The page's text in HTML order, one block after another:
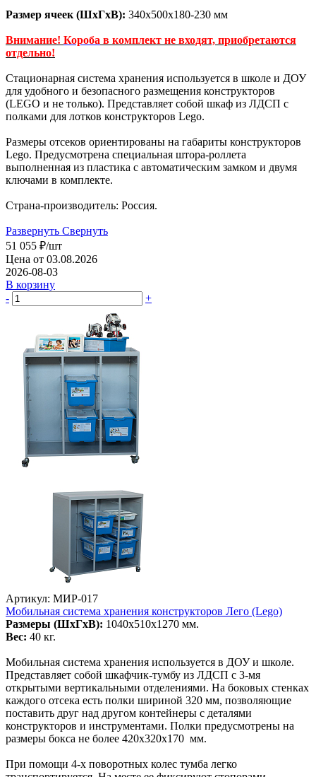
Размер ячеек (ШхГхВ): 340х500х180-230 мм
Внимание! Короба в комплект не входят, приобретаются
отдельно!
Стационарная система хранения используется в школе и ДОУ
для удобного и безопасного размещения конструкторов
(LEGO и не только). Представляет собой шкаф из ЛДСП с
полками для лотков конструкторов Lego.
Размеры отсеков ориентированы на габариты конструкторов
Lego. Предусмотрена специальная штора-роллета
выполненная из пластика с автоматическим замком и двумя
ключами в комплекте.
Страна-производитель: Россия.
Развернуть Свернуть
51 055 ₽/шт
Цена от 03.08.2026
2026-08-03
В корзину
-
+
Артикул: МИР-017
Мобильная система хранения конструкторов Лего (Lego)
Размеры (ШхГхВ): 1040х510х1270 мм.
Вес: 40 кг.
Мобильная система хранения используется в ДОУ и школе.
Представляет собой шкафчик-тумбу из ЛДСП с 3-мя
открытыми вертикальными отделениями. На боковых стенках
каждого отсека есть полки шириной 320 мм, позволяющие
поставить друг над другом контейнеры с деталями
конструкторов и инструментами. Полки предусмотрены на
размеры бокса не более 420х320х170 мм.
При помощи 4-х поворотных колес тумба легко